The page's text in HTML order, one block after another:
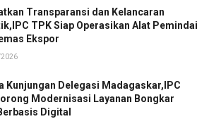
Transparansi dan Kelancaran
TPK Siap Operasikan Alat Pemindai
Ekspor
Kunjungan Delegasi Madagaskar,IPC
Modernisasi Layanan Bongkar
Digital